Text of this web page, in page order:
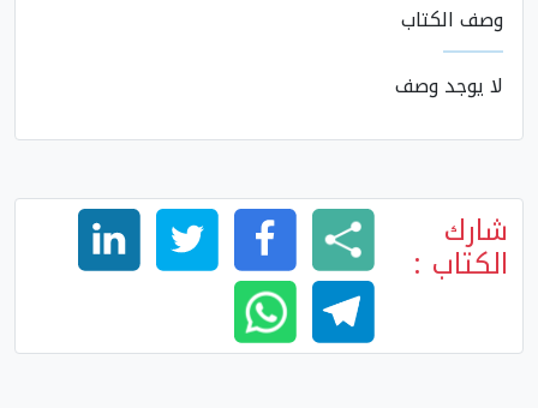
وصف الكتاب
لا يوجد وصف
شارك
الكتاب :